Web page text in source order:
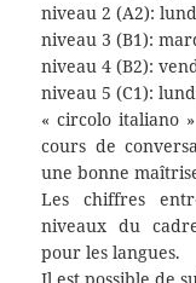
niveau 2 (A2):
niveau 3 (B1):
niveau 4 (B2):
niveau 5 (C1):
« circolo italiano
cours de
une bonne
Les chiffres
niveaux du
pour les langues.